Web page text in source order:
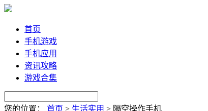
首页
手机游戏
手机应用
资讯攻略
游戏合集
您的位置： 首页 > 生活实用 > 隔空操作手机